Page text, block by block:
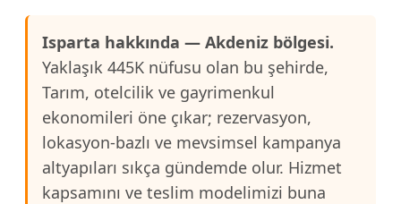
Isparta hakkında — Akdeniz bölgesi.
Yaklaşık 445K nüfusu olan bu şehirde,
Tarım, otelcilik ve gayrimenkul
ekonomileri öne çıkar; rezervasyon,
lokasyon-bazlı ve mevsimsel kampanya
altyapıları sıkça gündemde olur. Hizmet
kapsamını ve teslim modelimizi buna